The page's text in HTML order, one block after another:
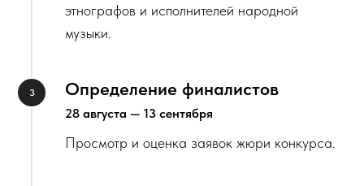
этнографов и исполнителей народной
музыки.
Определение финалистов
28 августа — 13 сентября
Просмотр и оценка заявок жюри конкурса.